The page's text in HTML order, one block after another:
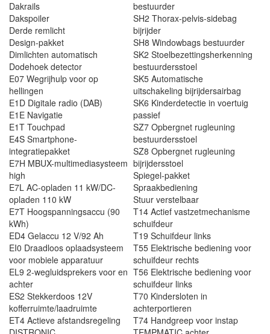
Dakrails
Dakspoiler
Derde remlicht
Design-pakket
Dimlichten automatisch
Dodehoek detector
E07 Wegrijhulp voor op
hellingen
E1D Digitale radio (DAB)
E1E Navigatie
E1T Touchpad
E4S Smartphone-
integratiepakket
E7H MBUX-multimediasysteem
high
E7L AC-opladen 11 kW/DC-
opladen 110 kW
E7T Hoogspanningsaccu (90
kWh)
ED4 Gelaccu 12 V/92 Ah
EI0 Draadloos oplaadsysteem
voor mobiele apparatuur
EL9 2-wegluidsprekers voor en
achter
ES2 Stekkerdoos 12V
kofferruimte/laadruimte
ET4 Actieve afstandsregeling
bestuurder
SH2 Thorax-pelvis-sidebag
bijrijder
SH8 Windowbags bestuurder
SK2 Stoelbezettingsherkenning
bestuurdersstoel
SK5 Automatische
uitschakeling bijrijdersairbag
SK6 Kinderdetectie in voertuig
passief
SZ7 Opbergnet rugleuning
bestuurdersstoel
SZ8 Opbergnet rugleuning
bijrijdersstoel
Spiegel-pakket
Spraakbediening
Stuur verstelbaar
T14 Actief vastzetmechanisme
schuifdeur
T19 Schuifdeur links
T55 Elektrische bediening voor
schuifdeur rechts
T56 Elektrische bediening voor
schuifdeur links
T70 Kindersloten in
achterportieren
T74 Handgreep voor instap